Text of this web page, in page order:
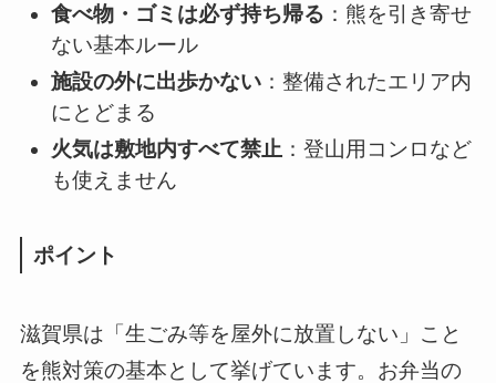
食べ物・ゴミは必ず持ち帰る ：熊を引き寄せ
ない基本ルール
施設の外に出歩かない ：整備されたエリア内
にとどまる
火気は敷地内すべて禁止 ：登山用コンロなど
も使えません
ポイント
滋賀県は「生ごみ等を屋外に放置しない」こと
を熊対策の基本として挙げています。お弁当の